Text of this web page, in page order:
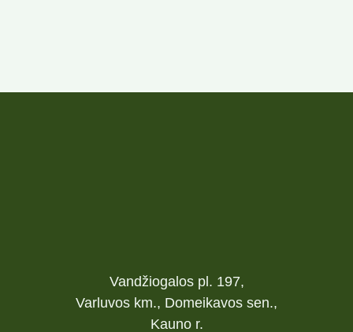
Vandžiogalos pl. 197,
Varluvos km., Domeikavos sen.,
Kauno r.